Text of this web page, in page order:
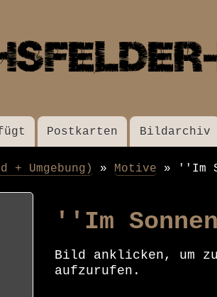
Postkarten Bildarchiv
Umgebung) Motive ''Im
''Im
Bild anklicken, um
aufzurufen.